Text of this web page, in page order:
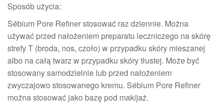
Sposób użycia:
Sébium Pore Refiner stosować raz dziennie. Można
używać przed nałożeniem preparatu leczniczego na skórę
strefy T (broda, nos, czoło) w przypadku skóry mieszanej
albo na całą twarz w przypadku skóry tłustej. Może być
stosowany samodzielnie lub przed nałożeniem
zwyczajowo stosowanego kremu. Sébium Pore Refiner
można stosować jako bazę pod makijaż.